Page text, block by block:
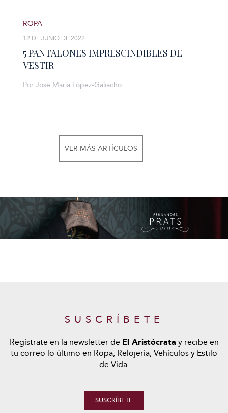
5 PANTALONES IMPRESCINDIBLES DE
VESTIR
12 DE JUNIO DE 2022
ROPA
Por José María López-Galiacho
VER MÁS ARTÍCULOS
SUSCRÍBETE
Regístrate en la newsletter de El Aristócrata y recibe en
tu correo lo último en Ropa, Relojería, Vehículos y Estilo
de Vida.
SUSCRÍBETE